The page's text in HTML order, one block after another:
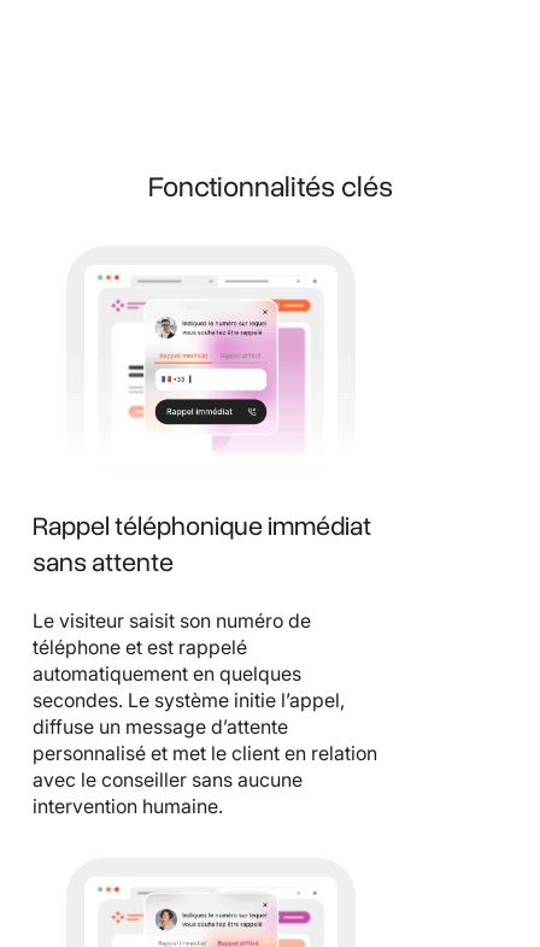
Fonctionnalités clés
Rappel téléphonique immédiat
sans attente
Le visiteur saisit son numéro de
téléphone et est rappelé
automatiquement en quelques
secondes. Le système initie l’appel,
diffuse un message d’attente
personnalisé et met le client en relation
avec le conseiller sans aucune
intervention humaine.